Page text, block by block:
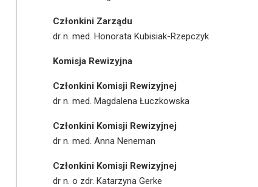
Członkini Zarządu
dr n. med. Honorata Kubisiak-Rzepczyk
Komisja Rewizyjna
Członkini Komisji Rewizyjnej
dr n. med. Magdalena Łuczkowska
Członkini Komisji Rewizyjnej
dr n. med. Anna Neneman
Członkini Komisji Rewizyjnej
dr n. o zdr. Katarzyna Gerke